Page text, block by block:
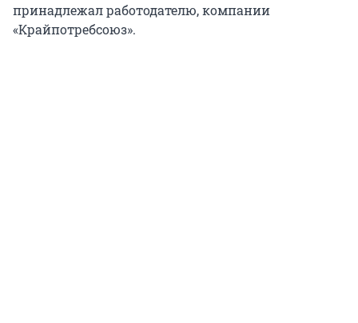
принадлежал работодателю, компании
«Крайпотребсоюз».